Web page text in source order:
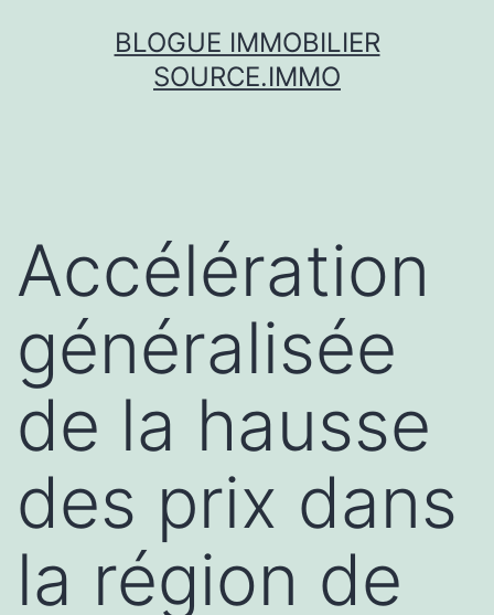
BLOGUE IMMOBILIER
SOURCE.IMMO
Accélération
généralisée
de la hausse
des prix dans
la région de